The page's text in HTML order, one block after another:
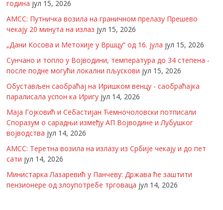
година јул 15, 2026
АМСС: Путничка возила на граничном прелазу Прешево
чекају 20 минута на излаз јул 15, 2026
„Дани Косова и Метохије у Вршцу“ од 16. јула јул 15, 2026
Сунчано и топло у Војводини, температура до 34 степена -
после подне могући локални пљускови јул 15, 2026
Обустављен саобраћај на Иришком венцу - саобраћајка
паралисала успон ка Иригу јул 14, 2026
Маја Гојковић и Себастијан Ћемночоловски потписали
Споразум о сарадњи између АП Војводине и Лубушког
војводства јул 14, 2026
АМСС: Теретна возила на излазу из Србије чекају и до пет
сати јул 14, 2026
Министарка Лазаревић у Панчеву: Држава ће заштити
пензионере од злоупотребе трговаца јул 14, 2026